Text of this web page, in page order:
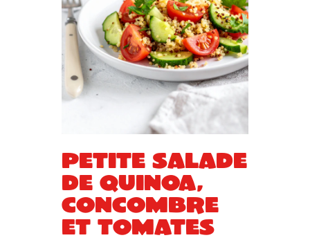
Petite salade
de quinoa,
concombre
et tomates